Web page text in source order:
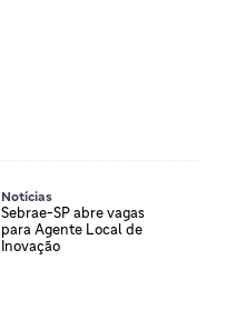
Notícias
Sebrae-SP abre vagas
para Agente Local de
Inovação